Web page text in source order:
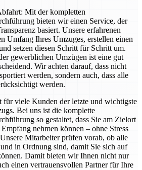
Mit der kompletten
bieten wir einen Service, der
basiert. Unsere erfahrenen
Umfang Ihres Umzuges, erstellen einen
setzen diesen Schritt für Schritt um.
gewerblichen Umzügen ist eine gut
Wir achten darauf, dass nicht
werden, sondern auch, dass alle
werden.
für viele Kunden der letzte und wichtigste
Bei uns ist die komplette
so gestaltet, dass Sie am Zielort
nehmen können – ohne Stress
Mitarbeiter prüfen vorab, ob alle
in Ordnung sind, damit Sie sich auf
Damit bieten wir Ihnen nicht nur
einen vertrauensvollen Partner für Ihre